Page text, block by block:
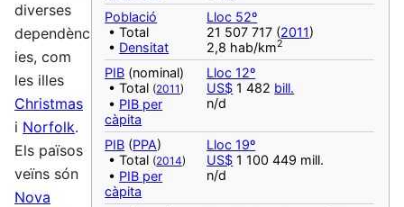
Població
• Total
• Densitat
Lloc 52º
21 507 717 (2011)
2,8 hab/km2
PIB (nominal)
• Total (2011)
• PIB per
càpita
Lloc 12º
US$ 1 482 bill.
n/d
PIB (PPA)
• Total (2014)
• PIB per
càpita
Lloc 19º
US$ 1 100 449 mill.
n/d
diverses
dependènc
ies, com
les illes
Christmas
i Norfolk.
Els països
veïns són
Nova